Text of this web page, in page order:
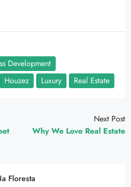
Development
Houzez Luxury Real Estate
Next Post
Why We Love Real Estate
Floresta